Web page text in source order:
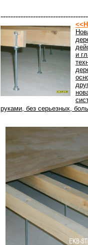
и
руками, без серьезных,